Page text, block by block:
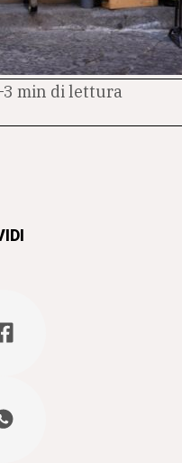
3 min di lettura